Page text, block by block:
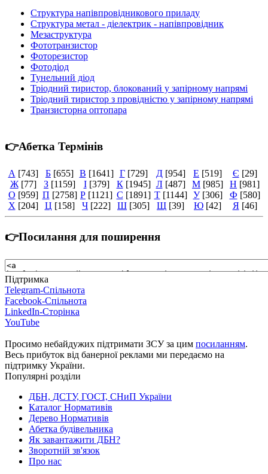
Структура напівпровідникового приладу
Структура метал - діелектрик - напівпровідник
Мезаструктура
Фототранзистор
Фоторезистор
Фотодіод
Тунельний діод
Тріодний тиристор, блокований у запірному напрямі
Тріодний тиристор з провідністю у запірному напрямі
Транзисторна оптопара
👉Абетка Термінів
А [743] Б [655] В [1641] Г [729] Д [954] Е [519] Є [29]
Ж [77] З [1159] І [379] К [1945] Л [487] М [985] Н [981]
О [959] П [2758] Р [1121] С [1891] Т [1144] У [306] Ф [580]
Х [204] Ц [158] Ч [222] Ш [305] Щ [39] Ю [42] Я [46]
👉Посилання для поширення
Підтримка
Telegram-Спільнота
Facebook-Спільнота
LinkedIn-Сторінка
YouTube
Просимо небайдужих підтримати ЗСУ за цим посиланням.
Весь прибуток від банерної реклами ми передаємо на
підтримку України.
Популярні розділи
ДБН, ДСТУ, ГОСТ, СНиП України
Каталог Нормативів
Дерево Нормативів
Абетка будівельника
Як завантажити ДБН?
Зворотній зв'язок
Про нас